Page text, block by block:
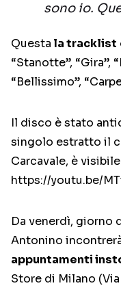
sono io.
Questa la tracklist
“Stanotte”, “Gira”,
“Bellissimo”,
Il disco è stato
singolo estratto il
Carcavale, è
https://youtu.be/
Da venerdì, giorno
Antonino
appuntamenti
Store di Milano